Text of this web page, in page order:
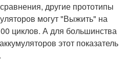
другие прототипы
могут "Выжить" на
циклов. А для большинства
этот показатель